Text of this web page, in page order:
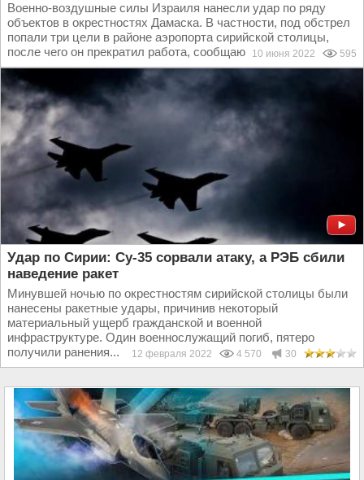
Военно-воздушные силы Израиля нанесли удар по ряду
объектов в окрестностях Дамаска. В частности, под обстрел
попали три цели в районе аэропорта сирийской столицы,
после чего он прекратил работа, сообщают...10 июня 2022 595
Удар по Сирии: Су-35 сорвали атаку, а РЭБ сбили
наведение ракет
Минувшей ночью по окрестностям сирийской столицы были
нанесены ракетные удары, причинив некоторый
материальный ущерб гражданской и военной
инфраструктуре. Один военнослужащий погиб, пятеро
получили ранения...
12 февраля 2022 4 570 30